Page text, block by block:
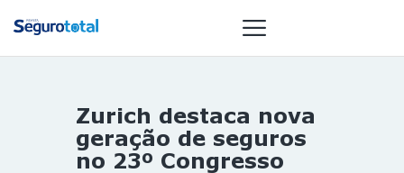
NOTÍCIAS
REVISTA
Zurich destaca nova
geração de seguros
no 23º Congresso